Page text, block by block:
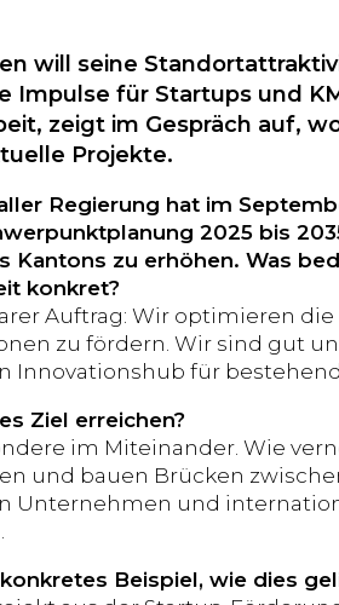
will seine
Impulse für Startups und
zeigt im Gespräch auf,
Projekte.
Regierung hat im
2025 bis
Kantons zu erhöhen. Was
konkret?
Auftrag: Wir optimieren
zu fördern. Wir sind gut
Innovationshub für
Ziel erreichen?
im Miteinander. Wie
und bauen Brücken
Unternehmen und
Beispiel, wie dies